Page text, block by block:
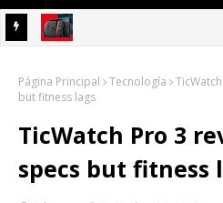
Página Principal Tecnología
but fitness lags
TicWatch Pro 3
specs but fitness